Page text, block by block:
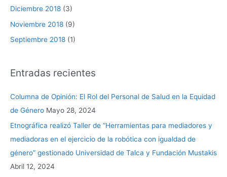
Diciembre 2018 (3)
Noviembre 2018 (9)
Septiembre 2018 (1)
Entradas recientes
Columna de Opinión: El Rol del Personal de Salud en la Equidad
de Género Mayo 28, 2024
Etnográfica realizó Taller de “Herramientas para mediadores y
mediadoras en el ejercicio de la robótica con igualdad de
género” gestionado Universidad de Talca y Fundación Mustakis
Abril 12, 2024